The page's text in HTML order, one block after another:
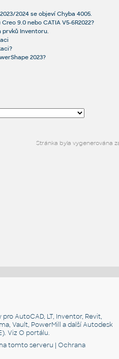
2024 se objeví Chyba 4005.
9.0 nebo CATIA V5-6R2022?
prvků Inventoru.
2023?
Stránka byla vygenerována
AutoCAD, LT, Inventor, Revit,
Vault, PowerMill a další Autodesk
VizO portálu.
na tomto serveru |Ochrana